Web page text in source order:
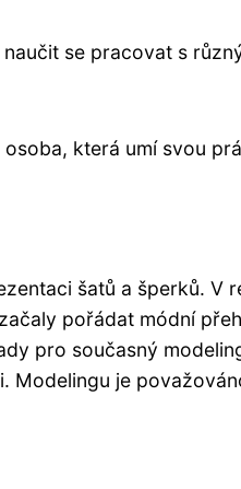
se pracovat s
která umí svou
šatů a šperků. V
pořádat módní
pro současný
Modelingu je